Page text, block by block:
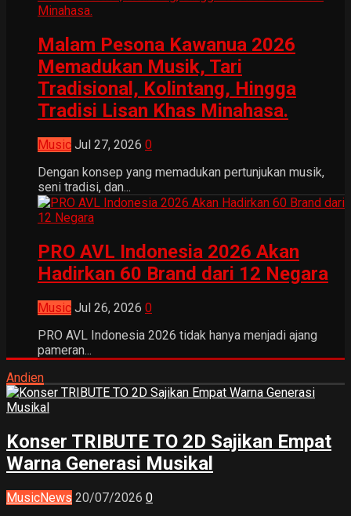
Malam Pesona Kawanua 2026
Memadukan Musik, Tari
Tradisional, Kolintang, Hingga
Tradisi Lisan Khas Minahasa.
Music Jul 27, 2026 0
Dengan konsep yang memadukan pertunjukan musik,
seni tradisi, dan...
PRO AVL Indonesia 2026 Akan
Hadirkan 60 Brand dari 12 Negara
Music Jul 26, 2026 0
PRO AVL Indonesia 2026 tidak hanya menjadi ajang
pameran...
Andien
Konser TRIBUTE TO 2D Sajikan Empat
Warna Generasi Musikal
MusicNews 20/07/2026 0